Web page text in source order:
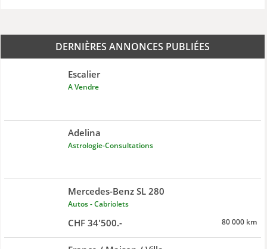
DERNIÈRES ANNONCES PUBLIÉES
Escalier
A Vendre
Adelina
Astrologie-Consultations
Mercedes-Benz SL 280
Autos - Cabriolets
CHF 34'500.- 80 000 km